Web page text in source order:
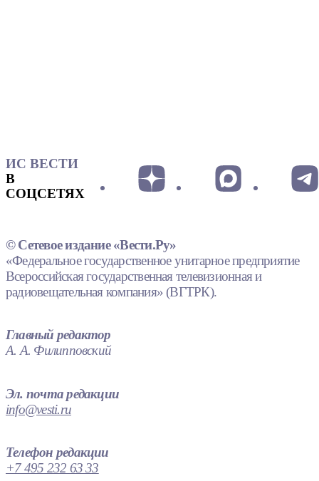
ИС ВЕСТИ
В
СОЦСЕТЯХ
© Сетевое издание «Вести.Ру»
«Федеральное государственное унитарное предприятие
Всероссийская государственная телевизионная и
радиовещательная компания» (ВГТРК).
Главный редактор
А. А. Филипповский
Эл. почта редакции
info@vesti.ru
Телефон редакции
+7 495 232 63 33